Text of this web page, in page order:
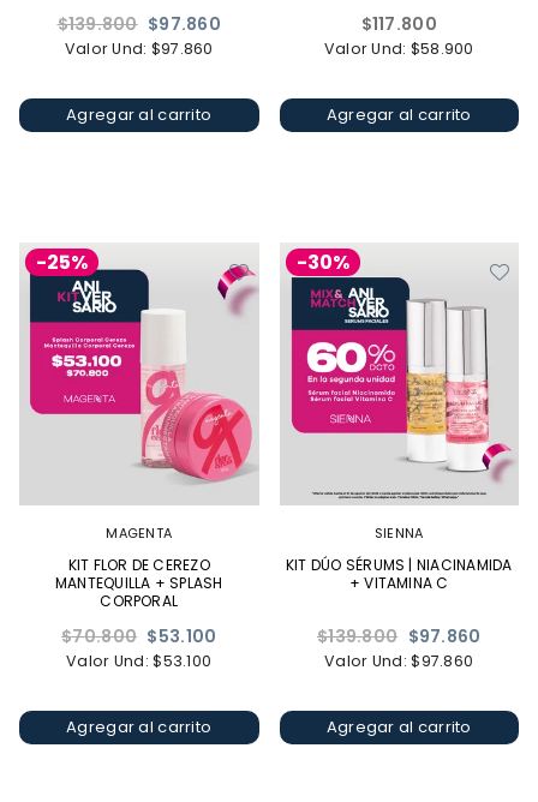
Precio
habitual
$139.800 $97.860
Valor Und: $97.860
Agregar al carrito
Precio
habitual
$117.800
Valor Und: $58.900
Agregar al carrito
-25%
MAGENTA
KIT FLOR DE CEREZO
MANTEQUILLA + SPLASH
CORPORAL
Precio
habitual
$70.800 $53.100
Valor Und: $53.100
Agregar al carrito
-30%
SIENNA
KIT DÚO SÉRUMS | NIACINAMIDA
+ VITAMINA C
Precio
habitual
$139.800 $97.860
Valor Und: $97.860
Agregar al carrito